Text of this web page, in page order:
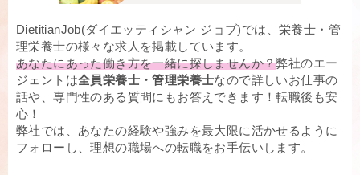
DietitianJob(ダイエッティシャン ジョブ)では、栄養士・管
理栄養士の様々な求人を掲載しています。
あなたにあった働き方を一緒に探しませんか？弊社のエー
ジェントは全員栄養士・管理栄養士なので詳しいお仕事の
話や、専門性のある質問にもお答えできます！転職後も安
心！
弊社では、あなたの経験や強みを最大限に活かせるように
フォローし、理想の職場への転職をお手伝いします。